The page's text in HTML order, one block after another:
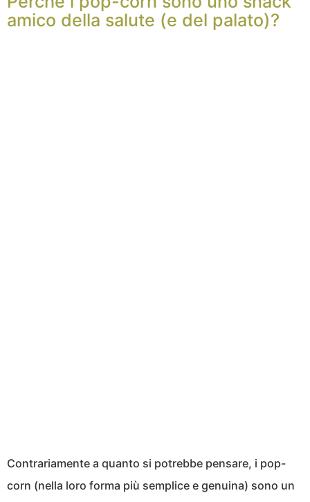
amico della salute (e del palato)?
Contrariamente a quanto si potrebbe pensare, i pop-
corn (nella loro forma più semplice e genuina) sono un